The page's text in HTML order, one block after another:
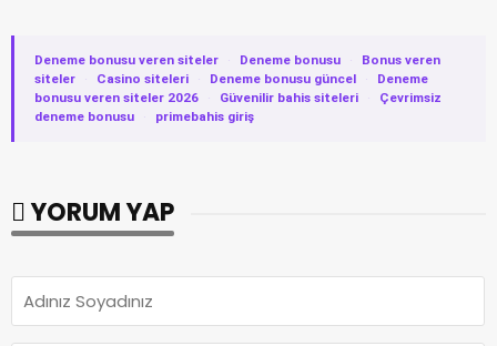
Deneme bonusu veren siteler · Deneme bonusu ·
Bonus veren
siteler
· Casino siteleri · Deneme bonusu güncel ·
Deneme
bonusu veren siteler 2026
· Güvenilir bahis siteleri ·
Çevrimsiz
deneme bonusu
· primebahis giriş
YORUM YAP